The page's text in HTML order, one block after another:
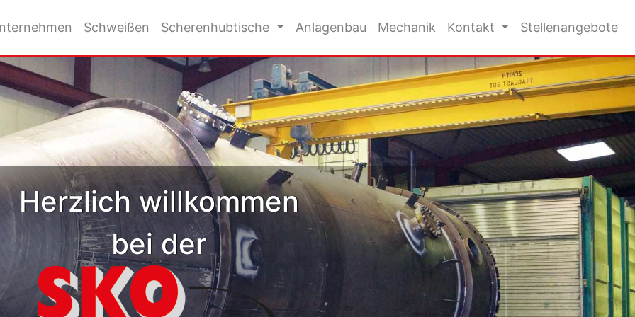
Schweißen Scherenhubtische Anlagenbau Mechanik Kontakt Stellenangebote
Herzlich willkommen
bei der